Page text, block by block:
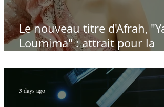
Le nouveau titre d'Afrah, "Ya
Loumima" : attrait pour la
Rabah Driassa
3 days ago